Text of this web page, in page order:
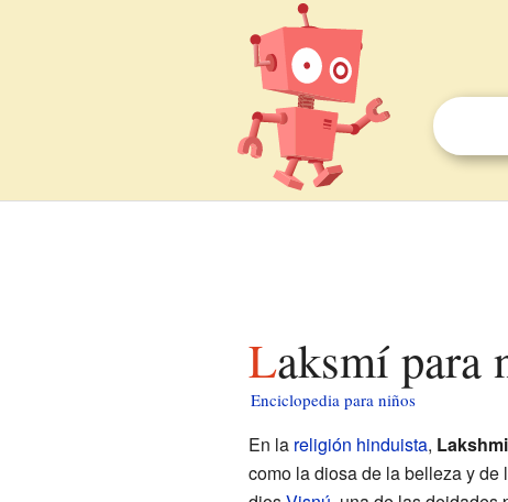
Laksmí para
Enciclopedia para niños
En la religión hinduista, Lakshmi
como la diosa de la belleza y de